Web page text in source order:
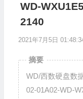
WD-
2140
2021年7月5日
摘要
WD/西数硬盘数
02-01A02-WD-